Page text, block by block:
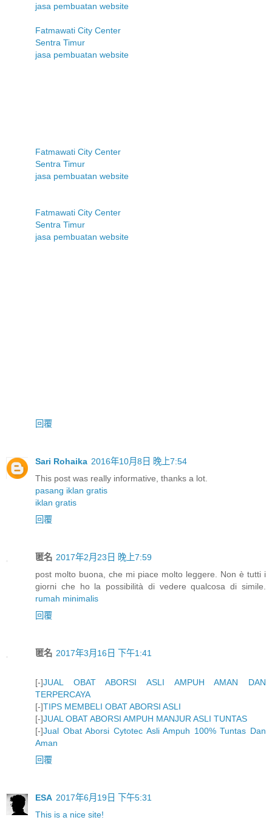
jasa pembuatan website
Fatmawati City Center
Sentra Timur
jasa pembuatan website
Fatmawati City Center
Sentra Timur
jasa pembuatan website
Fatmawati City Center
Sentra Timur
jasa pembuatan website
回覆
Sari Rohaika 2016年10月8日 晚上7:54
This post was really informative, thanks a lot.
pasang iklan gratis
iklan gratis
回覆
匿名 2017年2月23日 晚上7:59
post molto buona, che mi piace molto leggere. Non è tutti i
giorni che ho la possibilità di vedere qualcosa di simile.
rumah minimalis
回覆
匿名 2017年3月16日 下午1:41
[-]JUAL OBAT ABORSI ASLI AMPUH AMAN DAN
TERPERCAYA
[-]TIPS MEMBELI OBAT ABORSI ASLI
[-]JUAL OBAT ABORSI AMPUH MANJUR ASLI TUNTAS
[-]Jual Obat Aborsi Cytotec Asli Ampuh 100% Tuntas Dan
Aman
回覆
ESA 2017年6月19日 下午5:31
This is a nice site!